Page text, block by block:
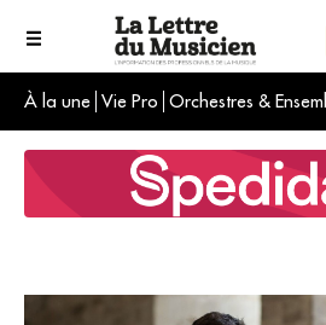
À la une Vie Pro Orchestres &L'info du jour
Le numéro du
International